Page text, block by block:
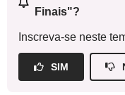
Finais"?
Inscreva-se neste
SIM